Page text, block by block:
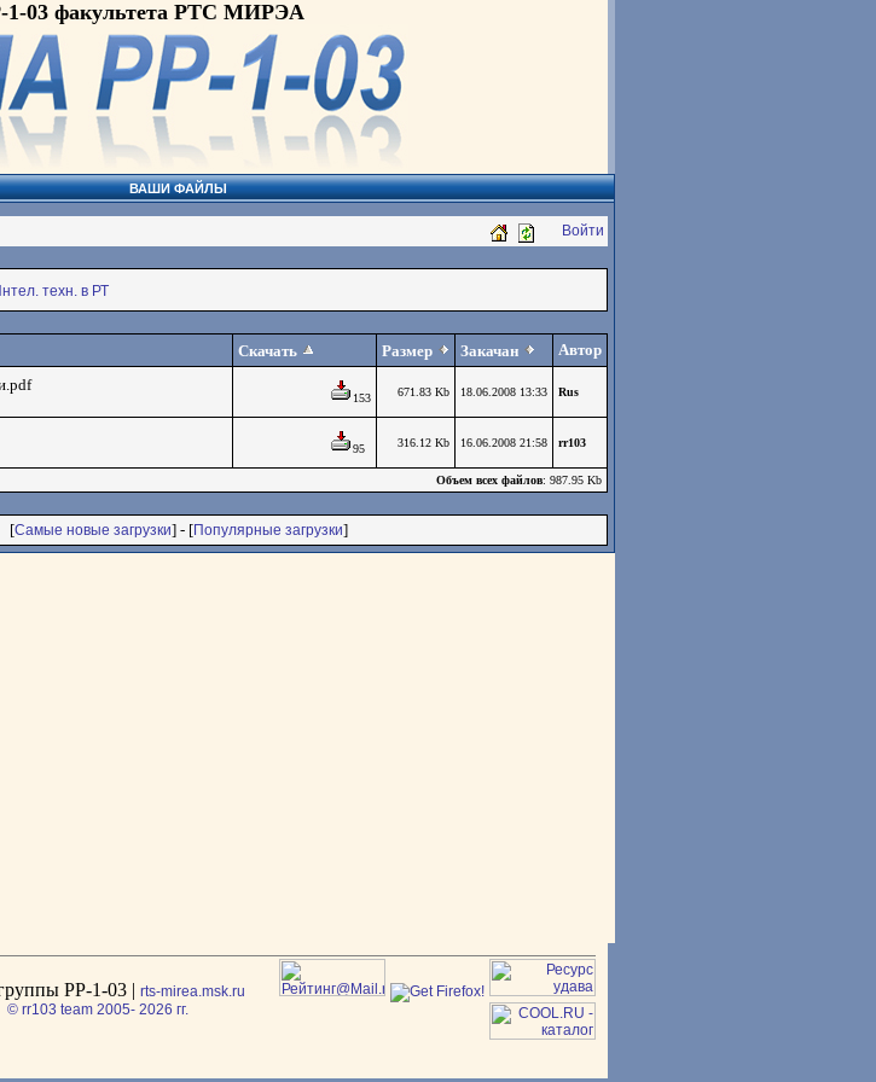
1-03 факультета РТС МИРЭА
ВАШИ ФАЙЛЫ
Войти
техн. в РТ
Скачать Размер Закачан
Автор
153 671.83 Kb 18.06.2008 13:33 Rus
95 316.12 Kb 16.06.2008 21:58 rr103
Объем всех файлов: 987.95 Kb
[Самые новые загрузки] - [Популярные загрузки]
РР-1-03 | rts-mirea.msk.ru
© rr103 team 2005- 2026 гг.